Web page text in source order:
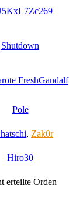
Shutdown
FreshGandalf
Pole
, Zak0r
Hiro30
erteilte Orden